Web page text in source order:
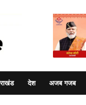
देश अजब गजब